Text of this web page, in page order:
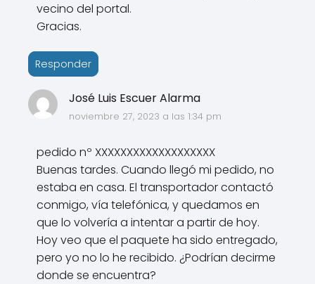
vecino del portal.
Gracias.
Responder
José Luis Escuer Alarma
noviembre 27, 2023 a las 1:34 pm
pedido nº XXXXXXXXXXXXXXXXXXX
Buenas tardes. Cuando llegó mi pedido, no
estaba en casa. El transportador contactó
conmigo, vía telefónica, y quedamos en
que lo volvería a intentar a partir de hoy.
Hoy veo que el paquete ha sido entregado,
pero yo no lo he recibido. ¿Podrían decirme
donde se encuentra?